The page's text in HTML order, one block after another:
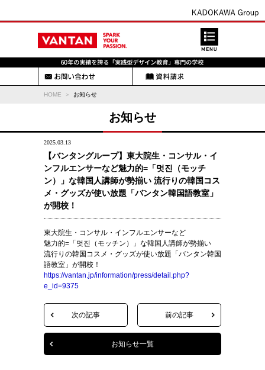
HOME お知らせ
お知らせ
2025.03.13
【バンタングループ】東大院生・コンサル・イ
ンフルエンサーなど魅力的=「멋진（モッチ
ン）」な韓国人講師が勢揃い 流行りの韓国コス
メ・グッズが使い放題「バンタン韓国語教室」
が開校！
東大院生・コンサル・インフルエンサーなど
魅力的=「멋진（モッチン）」な韓国人講師が勢揃い
流行りの韓国コスメ・グッズが使い放題「バンタン韓国
語教室」が開校！
https://vantan.jp/information/press/detail.php?
e_id=9375
次の記事 前の記事
お知らせ一覧